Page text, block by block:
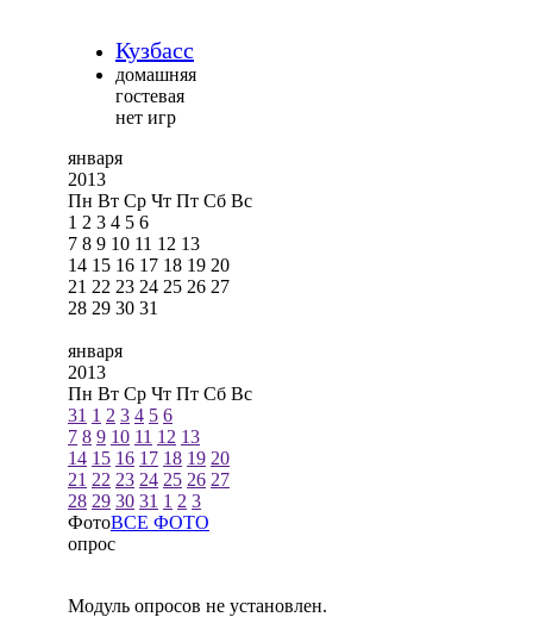
Кузбасс
домашняя
гостевая
нет игр
января
2013
Пн Вт Ср Чт Пт Сб Вс
1 2 3 4 5 6
7 8 9 10 11 12 13
14 15 16 17 18 19 20
21 22 23 24 25 26 27
28 29 30 31
января
2013
Пн Вт Ср Чт Пт Сб Вс
31 1 2 3 4 5 6
7 8 9 10 11 12 13
14 15 16 17 18 19 20
21 22 23 24 25 26 27
28 29 30 31 1 2 3
ФотоВСЕ ФОТО
опрос
Модуль опросов не установлен.